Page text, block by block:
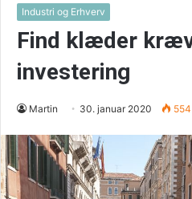
Industri og Erhverv
Find klæder
investering
Martin 30. januar 2020 554